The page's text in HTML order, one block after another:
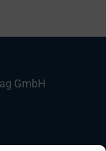
GmbH